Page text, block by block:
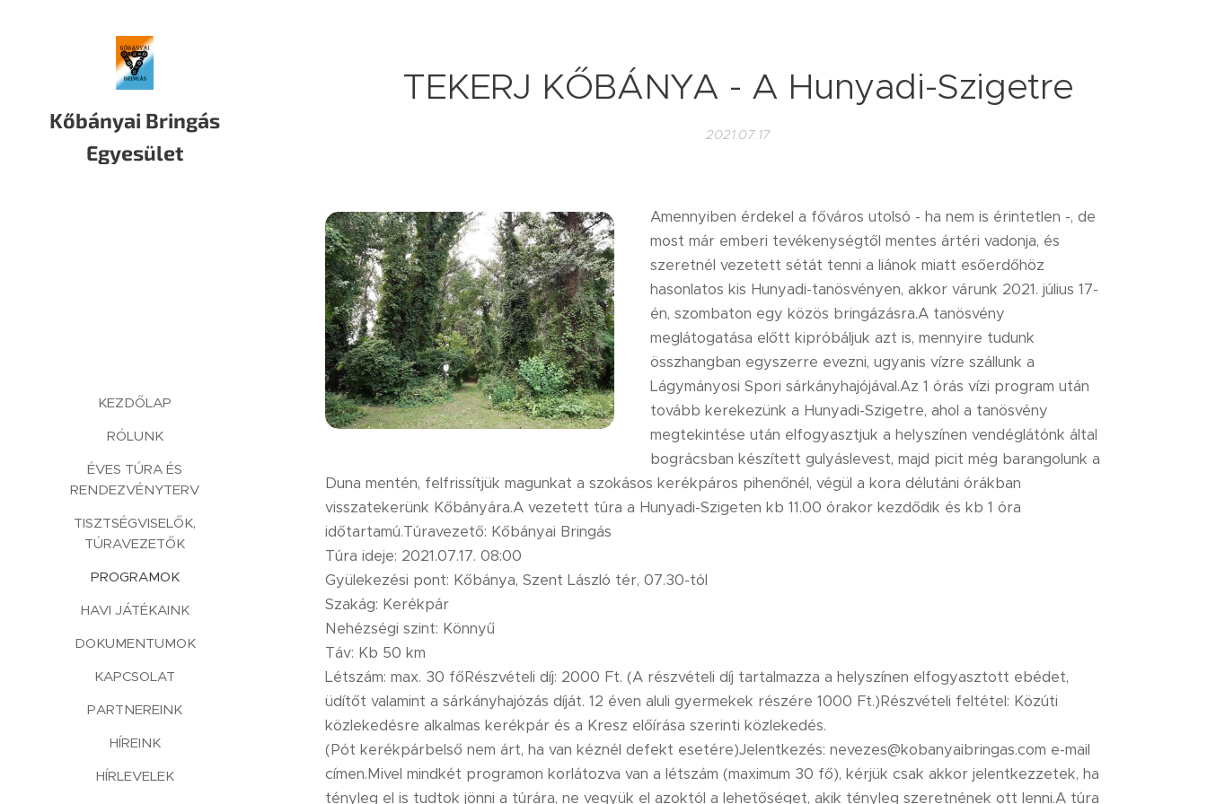
Kőbányai Bringás
Egyesület
KEZDŐLAP
RÓLUNK
ÉVES TÚRA ÉS
RENDEZVÉNYTERV
TISZTSÉGVISELŐK,
TÚRAVEZETŐK
PROGRAMOK
HAVI JÁTÉKAINK
DOKUMENTUMOK
KAPCSOLAT
PARTNEREINK
HÍREINK
HÍRLEVELEK
TEKERJ KŐBÁNYA - A Hunyadi-Szigetre
2021.07.17
Amennyiben érdekel a főváros utolsó - ha nem is érintetlen -, de
most már emberi tevékenységtől mentes ártéri vadonja, és
szeretnél vezetett sétát tenni a liánok miatt esőerdőhöz
hasonlatos kis Hunyadi-tanösvényen, akkor várunk 2021. július 17-
én, szombaton egy közös bringázásra.A tanösvény
meglátogatása előtt kipróbáljuk azt is, mennyire tudunk
összhangban egyszerre evezni, ugyanis vízre szállunk a
Lágymányosi Spori sárkányhajójával.Az 1 órás vízi program után
tovább kerekezünk a Hunyadi-Szigetre, ahol a tanösvény
megtekintése után elfogyasztjuk a helyszínen vendéglátónk által
bográcsban készített gulyáslevest, majd picit még barangolunk a
Duna mentén, felfrissítjük magunkat a szokásos kerékpáros pihenőnél, végül a kora délutáni órákban
visszatekerünk Kőbányára.A vezetett túra a Hunyadi-Szigeten kb 11.00 órakor kezdődik és kb 1 óra
időtartamú.Túravezető: Kőbányai Bringás
Túra ideje: 2021.07.17. 08:00
Gyülekezési pont: Kőbánya, Szent László tér, 07.30-tól
Szakág: Kerékpár
Nehézségi szint: Könnyű
Táv: Kb 50 km
Létszám: max. 30 főRészvételi díj: 2000 Ft. (A részvételi díj tartalmazza a helyszínen elfogyasztott ebédet,
üdítőt valamint a sárkányhajózás díját. 12 éven aluli gyermekek részére 1000 Ft.)Részvételi feltétel: Közúti
közlekedésre alkalmas kerékpár és a Kresz előírása szerinti közlekedés.
(Pót kerékpárbelső nem árt, ha van kéznél defekt esetére)Jelentkezés: nevezes@kobanyaibringas.com e-mail
címen.Mivel mindkét programon korlátozva van a létszám (maximum 30 fő), kérjük csak akkor jelentkezzetek, ha
tényleg el is tudtok jönni a túrára, ne vegyük el azoktól a lehetőséget, akik tényleg szeretnének ott lenni.A túra